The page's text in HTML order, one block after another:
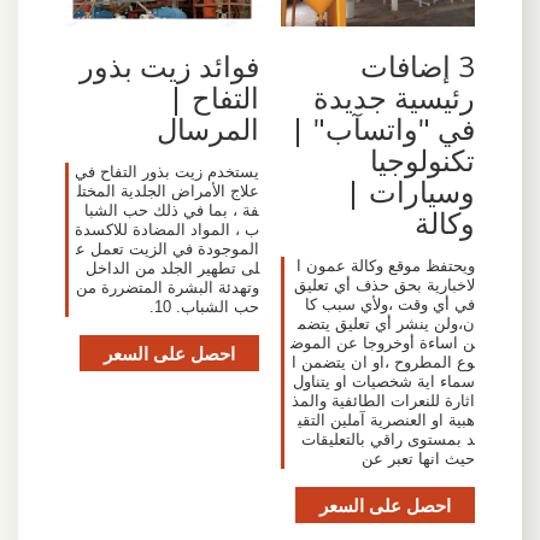
3 إضافات
رئيسية جديدة
في "واتسآب" |
تكنولوجيا
وسيارات |
وكالة
ويحتفظ موقع وكالة عمون ا
لاخبارية بحق حذف أي تعليق
في أي وقت ،ولأي سبب كا
ن،ولن ينشر أي تعليق يتضم
ن اساءة أوخروجا عن الموض
وع المطروح ،او ان يتضمن ا
سماء اية شخصيات او يتناول
اثارة للنعرات الطائفية والمذ
هبية او العنصرية آملين التقي
د بمستوى راقي بالتعليقات
حيث انها تعبر عن
احصل على السعر
فوائد زيت بذور
التفاح |
المرسال
يستخدم زيت بذور التفاح في
علاج الأمراض الجلدية المختل
فة ، بما في ذلك حب الشبا
ب ، المواد المضادة للاكسدة
الموجودة في الزيت تعمل ع
لى تطهير الجلد من الداخل
وتهدئة البشرة المتضررة من
حب الشباب. 10.
احصل على السعر